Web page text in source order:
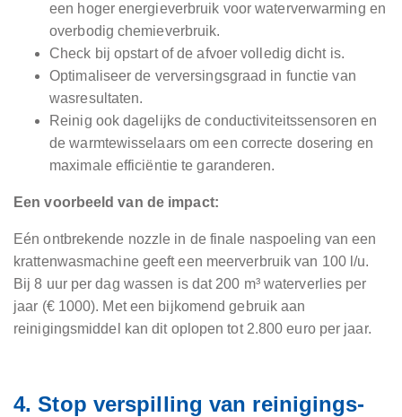
een hoger energieverbruik voor waterverwarming en
overbodig chemieverbruik.
Check bij opstart of de afvoer volledig dicht is.
Optimaliseer de verversingsgraad in functie van
wasresultaten.
Reinig ook dagelijks de conductiviteitssensoren en
de warmtewisselaars om een correcte dosering en
maximale efficiëntie te garanderen.
Een voorbeeld van de impact:
Eén ontbrekende nozzle in de finale naspoeling van een
krattenwasmachine geeft een meerverbruik van 100 l/u.
Bij 8 uur per dag wassen is dat 200 m³ waterverlies per
jaar (€ 1000). Met een bijkomend gebruik aan
reinigingsmiddel kan dit oplopen tot 2.800 euro per jaar.
4. Stop verspilling van reinigings-